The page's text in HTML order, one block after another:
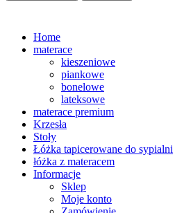
Home
materace
kieszeniowe
piankowe
bonelowe
lateksowe
materace premium
Krzesła
Stoły
Łóżka tapicerowane do sypialni
łóżka z materacem
Informacje
Sklep
Moje konto